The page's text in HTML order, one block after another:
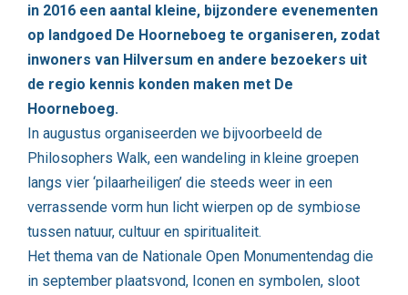
in 2016 een aantal kleine, bijzondere evenementen
op landgoed De Hoorneboeg te organiseren, zodat
inwoners van Hilversum en andere bezoekers uit
de regio kennis konden maken met De
Hoorneboeg.
In augustus organiseerden we bijvoorbeeld de
Philosophers Walk, een wandeling in kleine groepen
langs vier ‘pilaarheiligen’ die steeds weer in een
verrassende vorm hun licht wierpen op de symbiose
tussen natuur, cultuur en spiritualiteit.
Het thema van de Nationale Open Monumentendag die
in september plaatsvond, Iconen en symbolen, sloot